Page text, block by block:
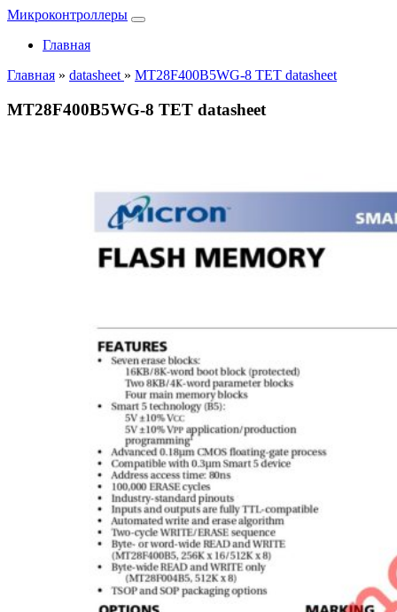
Микроконтроллеры
Главная
Главная » datasheet » MT28F400B5WG-8 TET datasheet
MT28F400B5WG-8 TET datasheet